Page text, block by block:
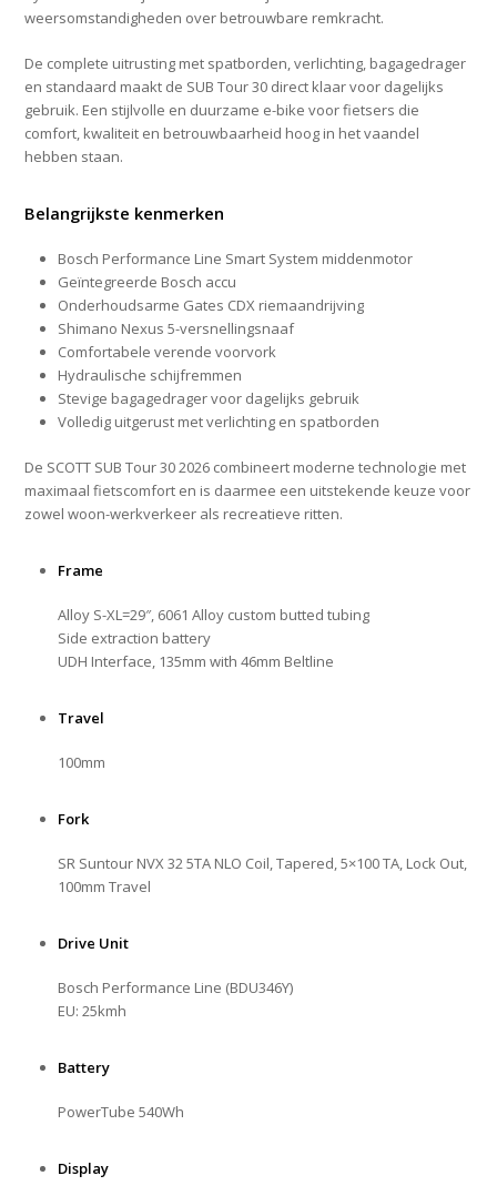
weersomstandigheden over betrouwbare remkracht.
De complete uitrusting met spatborden, verlichting, bagagedrager
en standaard maakt de SUB Tour 30 direct klaar voor dagelijks
gebruik. Een stijlvolle en duurzame e-bike voor fietsers die
comfort, kwaliteit en betrouwbaarheid hoog in het vaandel
hebben staan.
Belangrijkste kenmerken
Bosch Performance Line Smart System middenmotor
Geïntegreerde Bosch accu
Onderhoudsarme Gates CDX riemaandrijving
Shimano Nexus 5-versnellingsnaaf
Comfortabele verende voorvork
Hydraulische schijfremmen
Stevige bagagedrager voor dagelijks gebruik
Volledig uitgerust met verlichting en spatborden
De SCOTT SUB Tour 30 2026 combineert moderne technologie met
maximaal fietscomfort en is daarmee een uitstekende keuze voor
zowel woon-werkverkeer als recreatieve ritten.
Frame
Alloy S-XL=29″, 6061 Alloy custom butted tubing
Side extraction battery
UDH Interface, 135mm with 46mm Beltline
Travel
100mm
Fork
SR Suntour NVX 32 5TA NLO Coil, Tapered, 5×100 TA, Lock Out,
100mm Travel
Drive Unit
Bosch Performance Line (BDU346Y)
EU: 25kmh
Battery
PowerTube 540Wh
Display